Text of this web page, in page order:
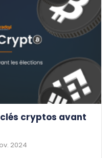
clés cryptos avant
2024